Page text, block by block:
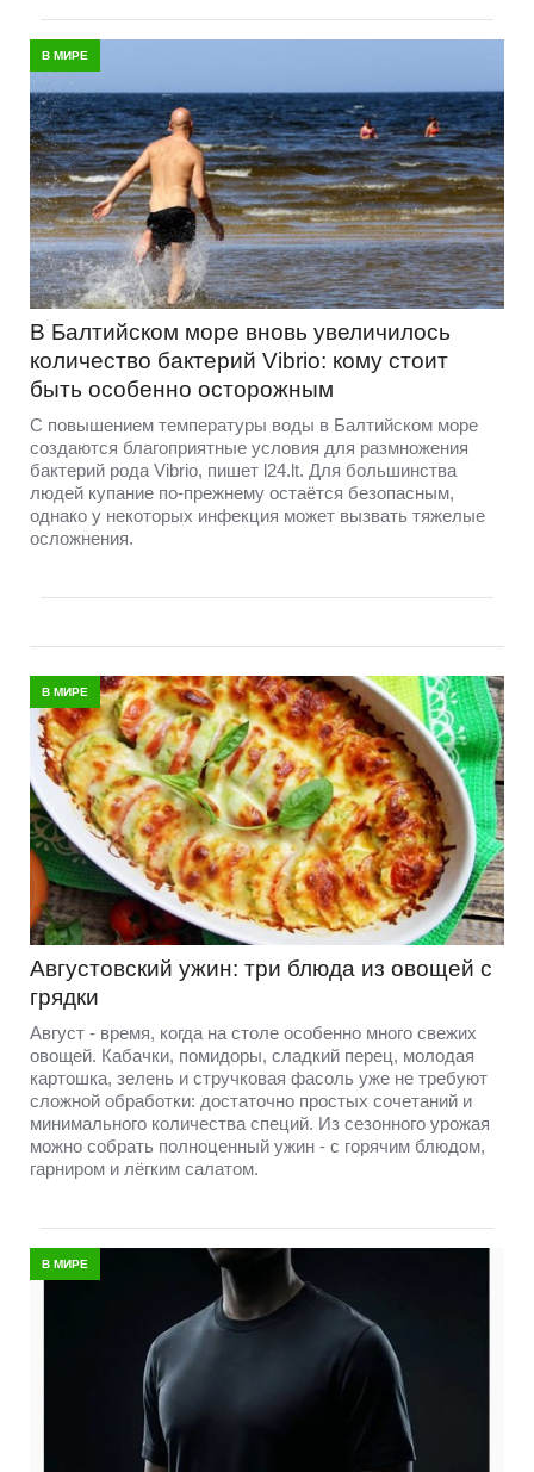
В МИРЕ
В Балтийском море вновь увеличилось
количество бактерий Vibrio: кому стоит
быть особенно осторожным
С повышением температуры воды в Балтийском море
создаются благоприятные условия для размножения
бактерий рода Vibrio, пишет l24.lt. Для большинства
людей купание по-прежнему остаётся безопасным,
однако у некоторых инфекция может вызвать тяжелые
осложнения.
В МИРЕ
Августовский ужин: три блюда из овощей с
грядки
Август - время, когда на столе особенно много свежих
овощей. Кабачки, помидоры, сладкий перец, молодая
картошка, зелень и стручковая фасоль уже не требуют
сложной обработки: достаточно простых сочетаний и
минимального количества специй. Из сезонного урожая
можно собрать полноценный ужин - с горячим блюдом,
гарниром и лёгким салатом.
В МИРЕ